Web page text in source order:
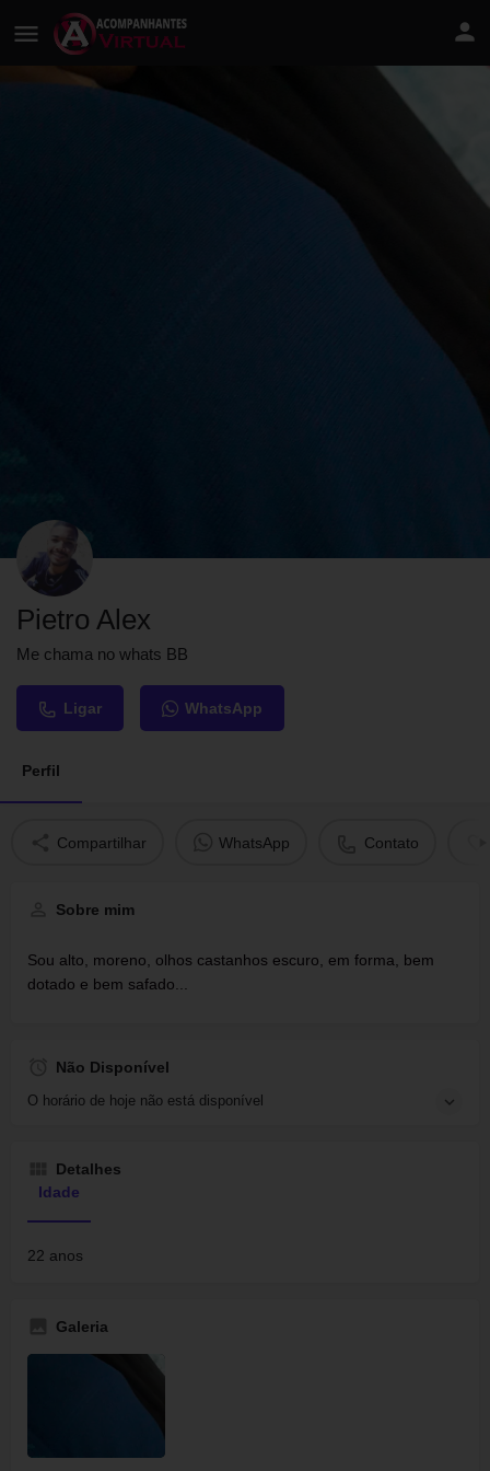
Pietro Alex
Me chama no whats BB
Ligar WhatsApp
Perfil
Compartilhar WhatsApp Contato
Sobre mim
Sou alto, moreno, olhos castanhos escuro, em forma, bem
dotado e bem safado...
Não Disponível
O horário de hoje não está disponível
Detalhes
Idade
22 anos
Galeria